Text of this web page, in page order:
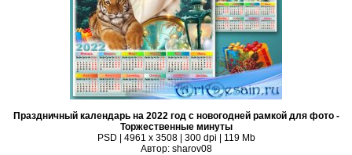
Праздничный календарь на 2022 год с новогодней рамкой для фото -
Торжественные минуты
PSD | 4961 х 3508 | 300 dpi | 119 Mb
Автор: sharov08